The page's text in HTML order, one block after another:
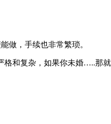
做，手续也非常繁琐。
格和复杂，如果你未婚…..那